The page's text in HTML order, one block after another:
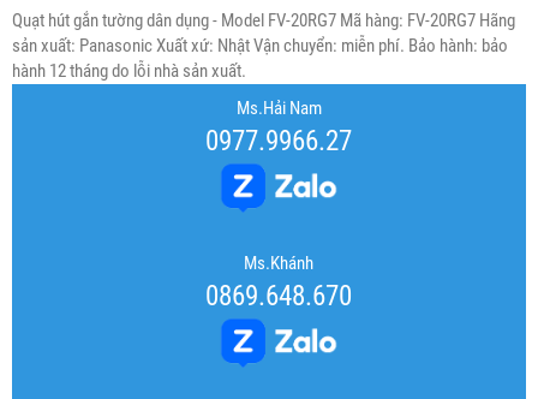
Quạt hút gắn tường dân dụng - Model FV-20RG7 Mã hàng: FV-20RG7 Hãng
sản xuất: Panasonic Xuất xứ: Nhật Vận chuyển: miễn phí. Bảo hành: bảo
hành 12 tháng do lỗi nhà sản xuất.
Ms.Hải Nam
0977.9966.27
Ms.Khánh
0869.648.670